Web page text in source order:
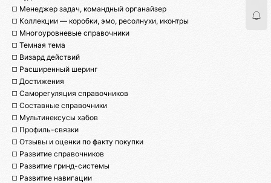
◻️ Менеджер задач, командный органайзер
◻️ Коллекции — коробки, эмо, ресолнухи, иконтры
◻️ Многоуровневые справочники
◻️ Темная тема
◻️ Визард действий
◻️ Расширенный шеринг
◻️ Достижения
◻️ Саморегуляция справочников
◻️ Составные справочники
◻️ Мультинексусы хабов
◻️ Профиль-связки
◻️ Отзывы и оценки по факту покупки
◻️ Развитие справочников
◻️ Развитие гринд-системы
◻️ Развитие навигации